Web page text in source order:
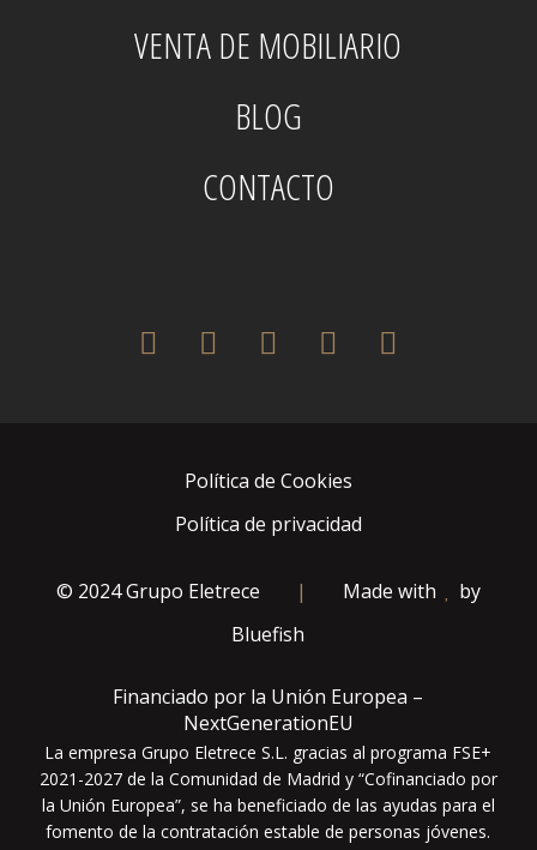
VENTA DE MOBILIARIO
BLOG
CONTACTO
twitter facebookpinterestinstagram
houzz
Financiado por la Unión Europea –
NextGenerationEU
La empresa Grupo Eletrece S.L. gracias al programa FSE+
2021-2027 de la Comunidad de Madrid y “Cofinanciado por
la Unión Europea”, se ha beneficiado de las ayudas para el
fomento de la contratación estable de personas jóvenes.
Política de Cookies
Política de privacidad
© 2024 Grupo Eletrece | Made with
by
Bluefish